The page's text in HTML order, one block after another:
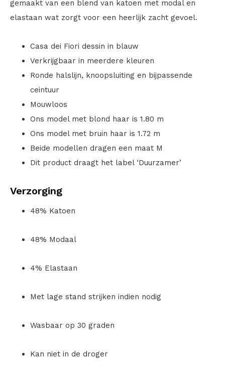
gemaakt van een blend van katoen met modal en
elastaan wat zorgt voor een heerlijk zacht gevoel.
Casa dei Fiori dessin in blauw
Verkrijgbaar in meerdere kleuren
Ronde halslijn, knoopsluiting en bijpassende
ceintuur
Mouwloos
Ons model met blond haar is 1.80 m
Ons model met bruin haar is 1.72 m
Beide modellen dragen een maat M
Dit product draagt het label ‘Duurzamer’
Verzorging
48% Katoen
48% Modaal
4% Elastaan
Met lage stand strijken indien nodig
Wasbaar op 30 graden
Kan niet in de droger